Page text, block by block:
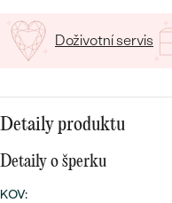
PODLE BARVY
PODLE TVARU
NA MÍRU
prsteny
Doživotní servis
Detaily produktu
Detaily o šperku
KOV: